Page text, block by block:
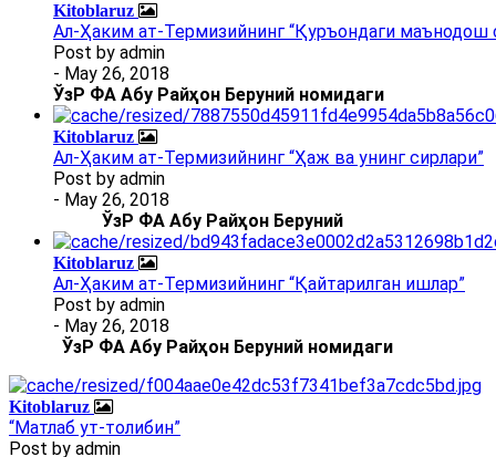
Kitoblaruz
Ал-Ҳаким ат-Термизийнинг “Қуръондаги маънодош
Post by admin
- May 26, 2018
ЎзР ФА Абу Райҳон Беруний номидаги
Kitoblaruz
Ал-Ҳаким ат-Термизийнинг “Ҳаж ва унинг сирлари”
Post by admin
- May 26, 2018
ЎзР ФА Абу Райҳон Беруний
Kitoblaruz
Ал-Ҳаким ат-Термизийнинг “Қайтарилган ишлар”
Post by admin
- May 26, 2018
ЎзР ФА Абу Райҳон Беруний номидаги
Kitoblaruz
“Матлаб ут-толибин”
Post by admin